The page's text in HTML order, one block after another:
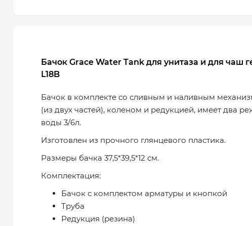
Бачок Grace Water Tank для унитаза и для чаш
L18B
Бачок в комплекте со сливным и наливным
(из двух частей), коленом и редукцией, имеет два
воды 3/6л.
Изготовлен из прочного глянцевого пластика.
Размеры бачка 37,5*39,5*12 см.
Комплектация:
Бачок с комплектом арматуры и кнопкой
Труба
Редукция (резина)